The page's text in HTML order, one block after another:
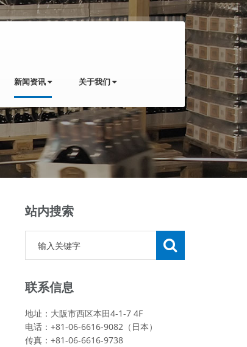
新闻资讯 关于我们
站内搜索
联系信息
地址：大阪市西区本田4-1-7 4F
电话：+81-06-6616-9082（日本）
传真：+81-06-6616-9738